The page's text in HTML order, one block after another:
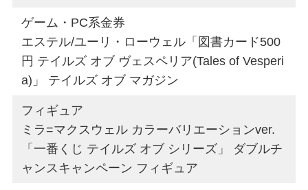
ゲーム・PC系金券
エステル/ユーリ・ローウェル「図書カード500
円 テイルズ オブ ヴェスペリア(Tales of Vesperi
a)」 テイルズ オブ マガジン
フィギュア
ミラ=マクスウェル カラーバリエーションver.
「一番くじ テイルズ オブ シリーズ」 ダブルチ
ャンスキャンペーン フィギュア